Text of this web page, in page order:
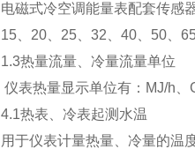
电磁式冷空调能量表配套传感
15、20、25、32、40、50、
1.3热量流量、冷量流量单位
仪表热量显示单位有：MJ/h
4.1热表、冷表起测水温
用于仪表计量热量、冷量的温